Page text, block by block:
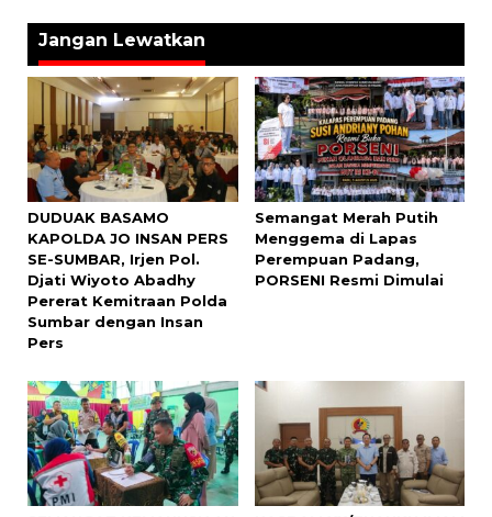
Jangan Lewatkan
DUDUAK BASAMO
KAPOLDA JO INSAN PERS
SE-SUMBAR, Irjen Pol.
Djati Wiyoto Abadhy
Pererat Kemitraan Polda
Sumbar dengan Insan
Pers
Semangat Merah Putih
Menggema di Lapas
Perempuan Padang,
PORSENI Resmi Dimulai